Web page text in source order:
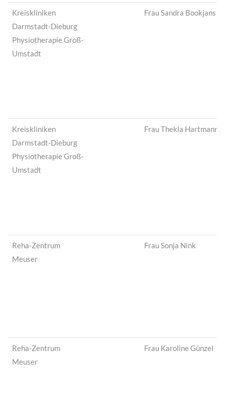
Kreiskliniken
Darmstadt-Dieburg
Physiotherapie Groß-
Umstadt
Frau Sandra Bookjans
Kreiskliniken
Darmstadt-Dieburg
Physiotherapie Groß-
Umstadt
Frau Thekla Hartmann
Reha-Zentrum
Meuser
Frau Sonja Nink
Reha-Zentrum
Meuser
Frau Karoline Günzel